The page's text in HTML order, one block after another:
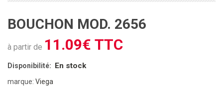
BOUCHON MOD. 2656
à partir de 11.09€ TTC
Disponibilité: En stock
marque: Viega